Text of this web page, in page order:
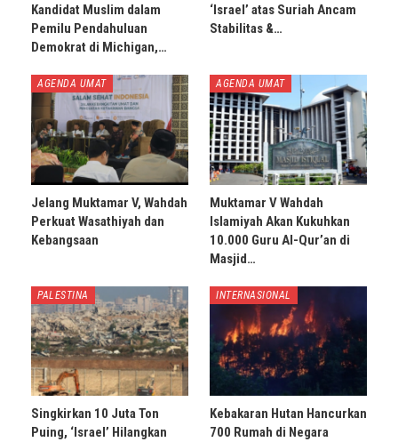
Kandidat Muslim dalam
Pemilu Pendahuluan
Demokrat di Michigan,…
‘Israel’ atas Suriah Ancam
Stabilitas &…
AGENDA UMAT
Jelang Muktamar V, Wahdah
Perkuat Wasathiyah dan
Kebangsaan
AGENDA UMAT
Muktamar V Wahdah
Islamiyah Akan Kukuhkan
10.000 Guru Al-Qur’an di
Masjid…
PALESTINA
Singkirkan 10 Juta Ton
Puing, ‘Israel’ Hilangkan
INTERNASIONAL
Kebakaran Hutan Hancurkan
700 Rumah di Negara